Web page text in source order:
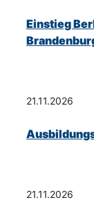
Einstieg
21.11.2026
21.11.2026